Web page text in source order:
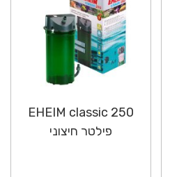
EHEIM classic 250
פילטר חיצוני